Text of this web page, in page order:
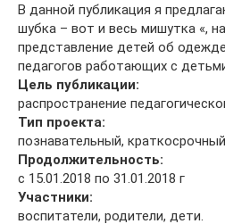
В данной публикация я
шубка – вот и весь мишутка «,
представление детей об
педагогов работающих с
Цель публикации:
распространение
Тип проекта:
познавательный,
Продолжительность:
с 15.01.2018 по 31.01.2018 г
Участники:
воспитатели, родители, дети.